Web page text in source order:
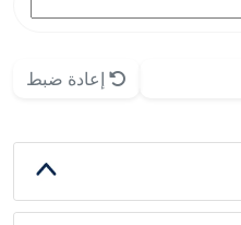
إعادة ضبط